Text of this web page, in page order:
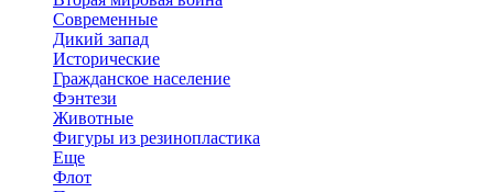
Современные
Дикий запад
Исторические
Гражданское население
Фэнтези
Животные
Фигуры из резинопластика
Еще
Флот